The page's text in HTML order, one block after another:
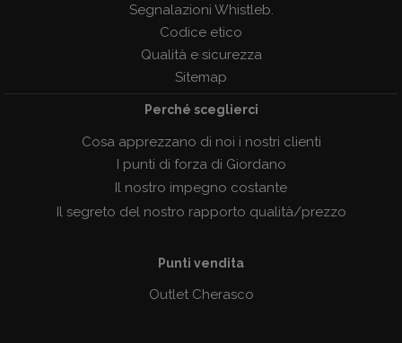
Segnalazioni Whistleb.
Codice etico
Qualità e sicurezza
Sitemap
Perché sceglierci
Cosa apprezzano di noi i nostri clienti
I punti di forza di Giordano
Il nostro impegno costante
Il segreto del nostro rapporto qualità/prezzo
Punti vendita
Outlet Cherasco